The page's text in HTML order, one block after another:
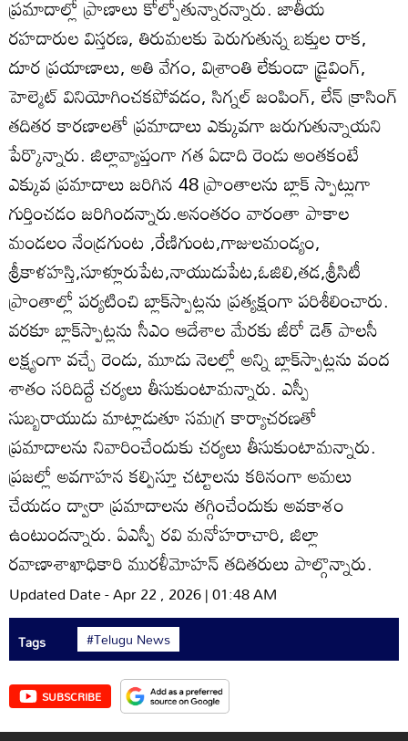
ప్రమాదాల్లో ప్రాణాలు కోల్పోతున్నారన్నారు. జాతీయ
రహదారుల విస్తరణ, తిరుమలకు పెరుగుతున్న బక్తుల రాక,
దూర ప్రయాణాలు, అతి వేగం, విశ్రాంతి లేకుండా డ్రైవింగ్‌,
హెల్మెట్‌ వినియోగించకపోవడం, సిగ్నల్‌ జంపింగ్‌, లేన్‌ క్రాసింగ్‌
తదితర కారణాలతో ప్రమాదాలు ఎక్కువగా జరుగుతున్నాయని
పేర్కొన్నారు. జిల్లావ్యాప్తంగా గత ఏడాది రెండు అంతకంటే
ఎక్కువ ప్రమాదాలు జరిగిన 48 ప్రాంతాలను బ్లాక్‌ స్పాట్లుగా
గుర్తించడం జరిగిందన్నారు.అనంతరం వారంతా పాకాల
మండలం నేండ్రగుంట ,రేణిగుంట,గాజులమండ్యం,
శ్రీకాళహస్తి,సూళ్లూరుపేట,నాయుడుపేట,ఓజిలి,తడ,శ్రీసిటీ
ప్రాంతాల్లో పర్యటించి బ్లాక్‌స్పాట్లను ప్రత్యక్షంగా పరిశీలించారు.
వరకూ బ్లాక్‌స్పాట్లను సీఎం ఆదేశాల మేరకు జీరో డెత్‌ పాలసీ
లక్ష్యంగా వచ్చే రెండు, మూడు నెలల్లో అన్ని బ్లాక్‌స్పాట్లను వంద
శాతం సరిదిద్దే చర్యలు తీసుకుంటామన్నారు. ఎస్పీ
సుబ్బరాయుడు మాట్లాడుతూ సమగ్ర కార్యాచరణతో
ప్రమాదాలను నివారించేందుకు చర్యలు తీసుకుంటామన్నారు.
ప్రజల్లో అవగాహన కల్పిస్తూ చట్టాలను కఠినంగా అమలు
చేయడం ద్వారా ప్రమాదాలను తగ్గించేందుకు అవకాశం
ఉంటుందన్నారు. ఏఎస్పీ రవి మనోహరాచారి, జిల్లా
రవాణాశాఖాధికారి మురళీమోహన్‌ తదితరులు పాల్గొన్నారు.
Updated Date - Apr 22 , 2026 | 01:48 AM
Tags #Telugu News
SUBSCRIBE